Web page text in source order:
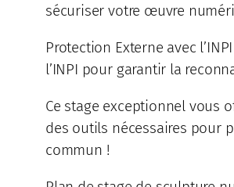
sécuriser votre œuvre
Protection Externe avec
l’INPI pour garantir la
Ce stage exceptionnel vous
des outils nécessaires pour
commun !